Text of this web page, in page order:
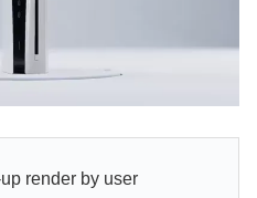
render by user